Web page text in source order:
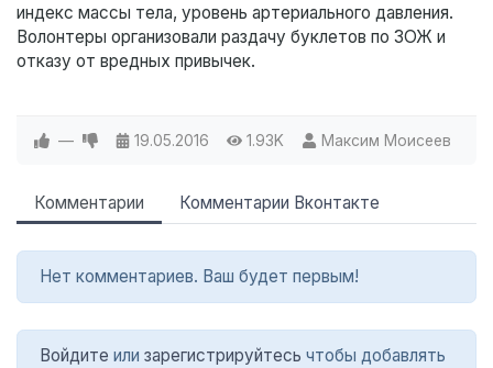
индекс массы тела, уровень артериального давления.
Волонтеры организовали раздачу буклетов по ЗОЖ и
отказу от вредных привычек.
— 19.05.2016 1.93K Максим Моисеев
Комментарии Комментарии Вконтакте
Нет комментариев. Ваш будет первым!
Войдите или зарегистрируйтесь чтобы добавлять